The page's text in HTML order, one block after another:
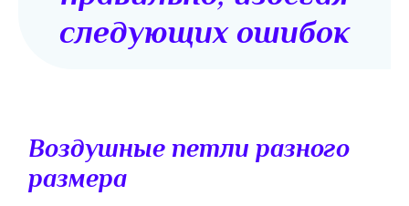
следующих ошибок
Воздушные петли разного
размера